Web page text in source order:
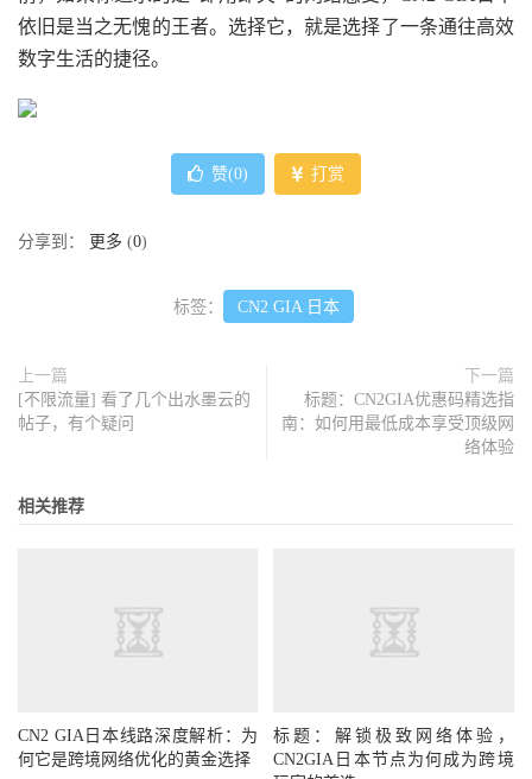
依旧是当之无愧的王者。选择它，就是选择了一条通往高效
数字生活的捷径。
赞(0) 打赏
分享到： 更多 (0)
标签： CN2 GIA 日本
上一篇
[不限流量] 看了几个出水墨云的
帖子，有个疑问
下一篇
标题：CN2GIA优惠码精选指
南：如何用最低成本享受顶级网
络体验
相关推荐
CN2 GIA日本线路深度解析：为
何它是跨境网络优化的黄金选择
标题：解锁极致网络体验，
CN2GIA日本节点为何成为跨境